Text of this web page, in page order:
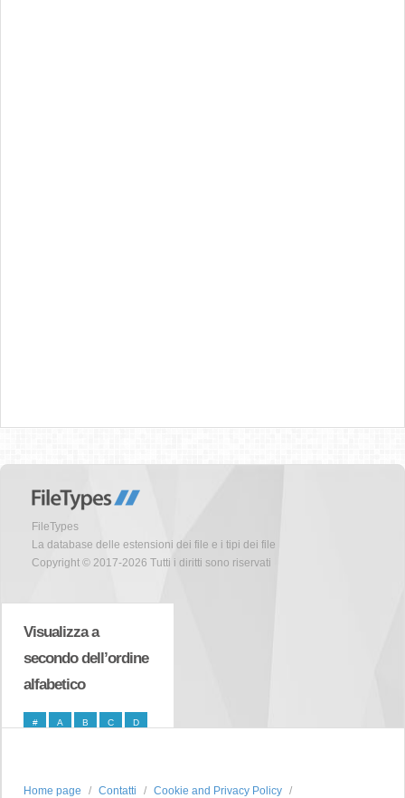
FileTypes
La database delle estensioni dei file e i tipi dei file
Copyright © 2017-2026 Tutti i diritti sono riservati
Visualizza a
secondo dell’ordine
alfabetico
# A B C D
Home page Contatti Cookie and Privacy Policy